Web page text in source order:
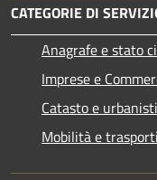
CATEGORIE DI
Anagrafe e stato
Imprese e
Catasto e
Mobilità e trasporti